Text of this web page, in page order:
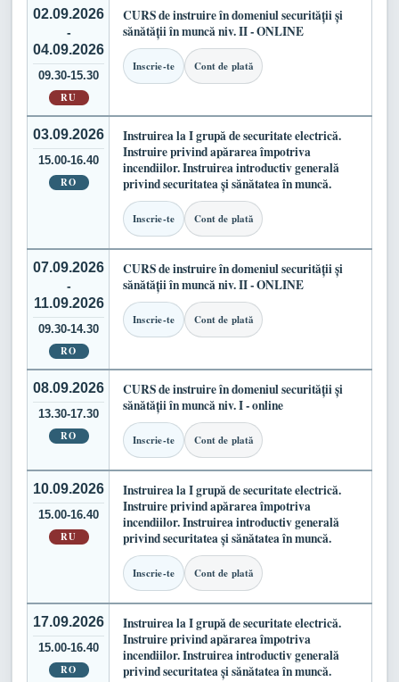
02.09.2026
-
04.09.2026
09.30-15.30
RU
CURS de instruire în domeniul securității și
sănătății în muncă niv. II - ONLINE
Inscrie-te Cont de plată
03.09.2026
15.00-16.40
RO
Instruirea la I grupă de securitate electrică.
Instruire privind apărarea împotriva
incendiilor. Instruirea introductiv generală
privind securitatea și sănătatea în muncă.
Inscrie-te Cont de plată
07.09.2026
-
11.09.2026
09.30-14.30
RO
CURS de instruire în domeniul securității și
sănătății în muncă niv. II - ONLINE
Inscrie-te Cont de plată
08.09.2026
13.30-17.30
RO
CURS de instruire în domeniul securității și
sănătății în muncă niv. I - online
Inscrie-te Cont de plată
10.09.2026
15.00-16.40
RU
Instruirea la I grupă de securitate electrică.
Instruire privind apărarea împotriva
incendiilor. Instruirea introductiv generală
privind securitatea și sănătatea în muncă.
Inscrie-te Cont de plată
17.09.2026
15.00-16.40
RO
Instruirea la I grupă de securitate electrică.
Instruire privind apărarea împotriva
incendiilor. Instruirea introductiv generală
privind securitatea și sănătatea în muncă.